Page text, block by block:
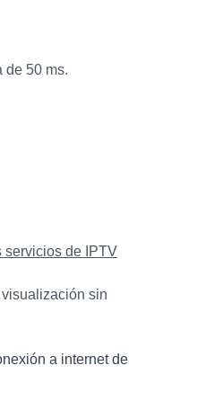
de 50 ms.
servicios de IPTV
sin
a internet de